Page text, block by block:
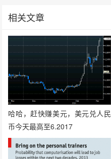
相关文章
哈哈，赶快赚美元，美元兑人民
币今天最高至6.2017